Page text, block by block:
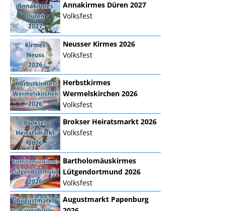
Annakirmes Düren 2027
Volksfest
Neusser Kirmes 2026
Volksfest
Herbstkirmes
Wermelskirchen 2026
Volksfest
Brokser Heiratsmarkt 2026
Volksfest
Bartholomäuskirmes
Lütgendortmund 2026
Volksfest
Augustmarkt Papenburg